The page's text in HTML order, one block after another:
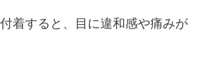
着すると、目に違和感や痛みが